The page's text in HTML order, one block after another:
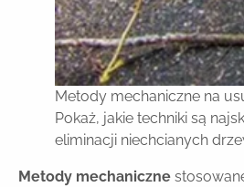
Metody mechaniczne na
Pokaż, jakie techniki są
eliminacji niechcianych
Metody mechaniczne